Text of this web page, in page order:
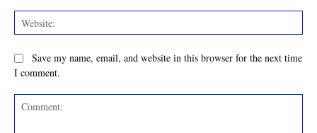
Save my name, email, and website in this browser for the next time
I comment.